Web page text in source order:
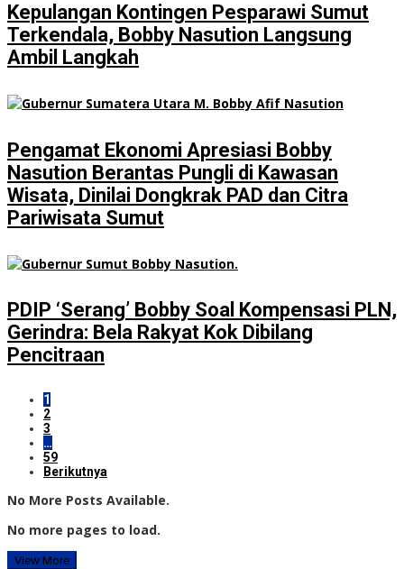
Kepulangan Kontingen Pesparawi Sumut
Terkendala, Bobby Nasution Langsung
Ambil Langkah
Pengamat Ekonomi Apresiasi Bobby
Nasution Berantas Pungli di Kawasan
Wisata, Dinilai Dongkrak PAD dan Citra
Pariwisata Sumut
PDIP ‘Serang’ Bobby Soal Kompensasi PLN,
Gerindra: Bela Rakyat Kok Dibilang
Pencitraan
1
2
3
…
59
Berikutnya
No More Posts Available.
No more pages to load.
View More